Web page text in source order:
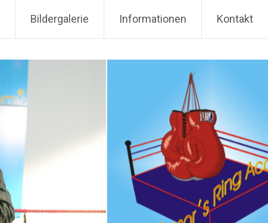
Bildergalerie Informationen Kontakt